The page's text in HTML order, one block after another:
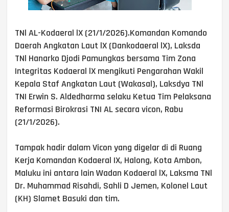
TNl AL-Kodaeral lX (21/1/2026).Komandan Komando
Daerah Angkatan Laut lX (Dankodaeral lX), Laksda
TNl Hanarko Djodi Pamungkas bersama Tim Zona
Integritas Kodaeral lX mengikuti Pengarahan Wakil
Kepala Staf Angkatan Laut (Wakasal), Laksdya TNl
TNI Erwin S. Aldedharma selaku Ketua Tim Pelaksana
Reformasi Birokrasi TNI AL secara vicon, Rabu
(21/1/2026).
Tampak hadir dalam Vicon yang digelar di di Ruang
Kerja Komandan Kodaeral IX, Halong, Kota Ambon,
Maluku ini antara lain Wadan Kodaeral lX, Laksma TNl
Dr. Muhammad Risahdi, Sahli D Jemen, Kolonel Laut
(KH) Slamet Basuki dan tim.